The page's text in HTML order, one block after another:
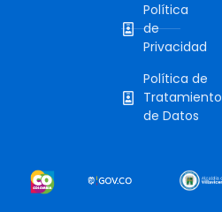
Política
de
Privacidad
Política de
Tratamiento
de Datos